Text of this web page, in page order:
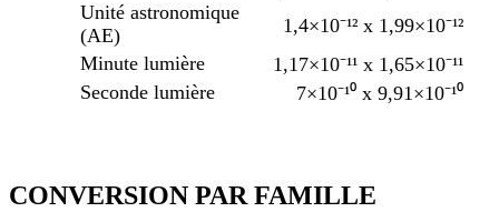
Unité astronomique
(AE)
1,4×10⁻¹² x 1,99×10⁻¹²
Minute lumière
1,17×10⁻¹¹ x 1,65×10⁻¹¹
Seconde lumière
7×10⁻¹⁰ x 9,91×10⁻¹⁰
CONVERSION PAR FAMILLE